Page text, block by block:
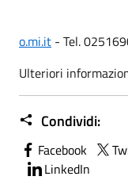
o.mi.it - Tel.
Ulteriori
Condividi:
Facebook
LinkedIn